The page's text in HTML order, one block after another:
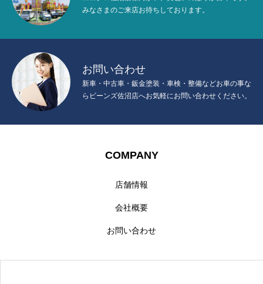
みなさまのご来店お待ちしております。
お問い合わせ
新車・中古車・鈑金塗装・車検・整備などお車の事な
らビーンズ佐沼店へお気軽にお問い合わせください。
COMPANY
店舗情報
会社概要
お問い合わせ